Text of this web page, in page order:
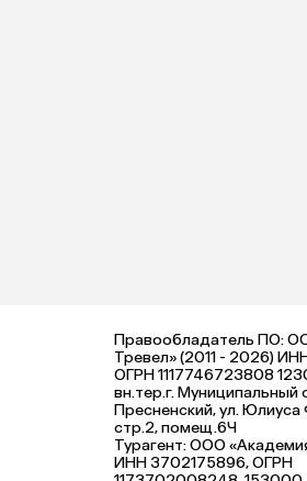
Правообладатель ПО:
Тревел» (2011 - 2026)
ОГРН 1117746723808
вн.тер.г. Муниципальный
Пресненский, ул. Юлиуса
стр.2, помещ.6Ч
Турагент: ООО
ИНН 3702175896, ОГРН